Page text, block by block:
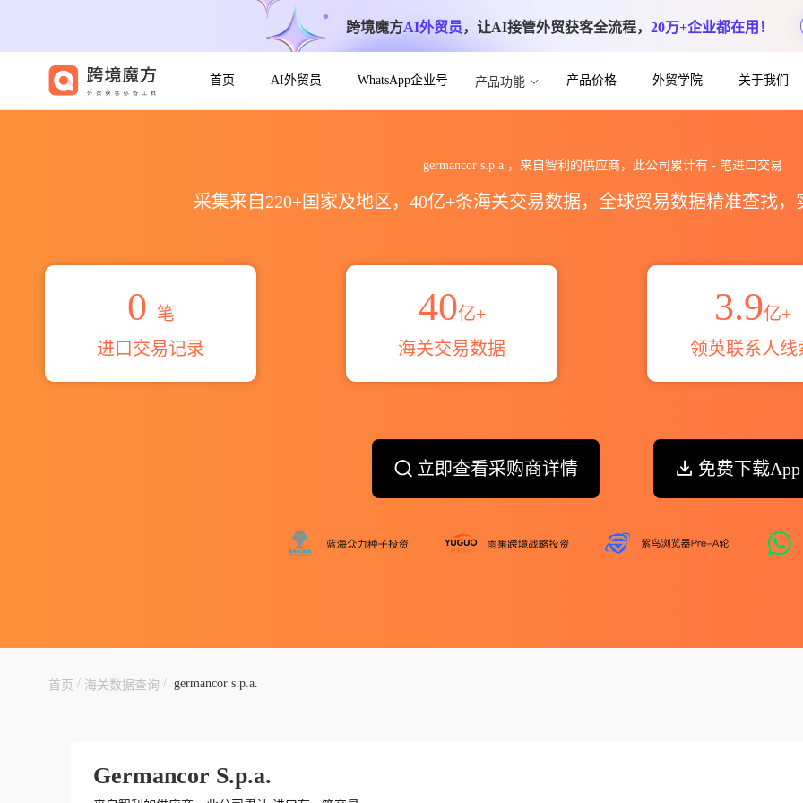
跨境魔方AI外贸员，让AI接管外贸获客全流程， 20万+企业都在用！
首页 AI外贸员 WhatsApp企业号 产品功能 产品价格 外贸学院 关于我们
germancor s.p.a.，来自智利的供应商，此公司累计有 -笔进口交易
采集来自220+国家及地区，40亿+条海关交易数据，全球贸易数据精准查找
0 笔
进口交易记录
40亿+
海关交易数据
3.9亿+
领英联系人线
立即查看采购商详情 免费下载App
首页 / 海关数据查询 / germancor s.p.a.
Germancor S.p.a.